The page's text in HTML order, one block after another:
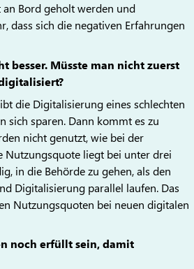
Bord geholt werden und
dass sich die negativen Erfahrungen
besser. Müsste man nicht zuerst
die Digitalisierung eines schlechten
sich sparen. Dann kommt es zu
nicht genutzt, wie bei der
Nutzungsquote liegt bei unter drei
in die Behörde zu gehen, als den
Digitalisierung parallel laufen. Das
Nutzungsquoten bei neuen digitalen
noch erfüllt sein, damit